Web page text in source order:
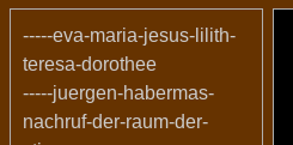
-----eva-maria-jesus-lilith-
teresa-dorothee
-----juergen-habermas-
nachruf-der-raum-der-